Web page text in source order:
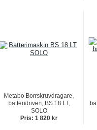
Metabo Borrskruvdragare,
batteridriven, BS 18 LT,
SOLO
Pris: 1 820 kr